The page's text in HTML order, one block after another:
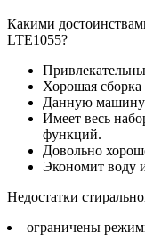
Какими
LTE1055?
Хорошая сборка
Данную машину
Имеет весь
функций.
Довольно
Экономит воду
Недостатки
ограничены